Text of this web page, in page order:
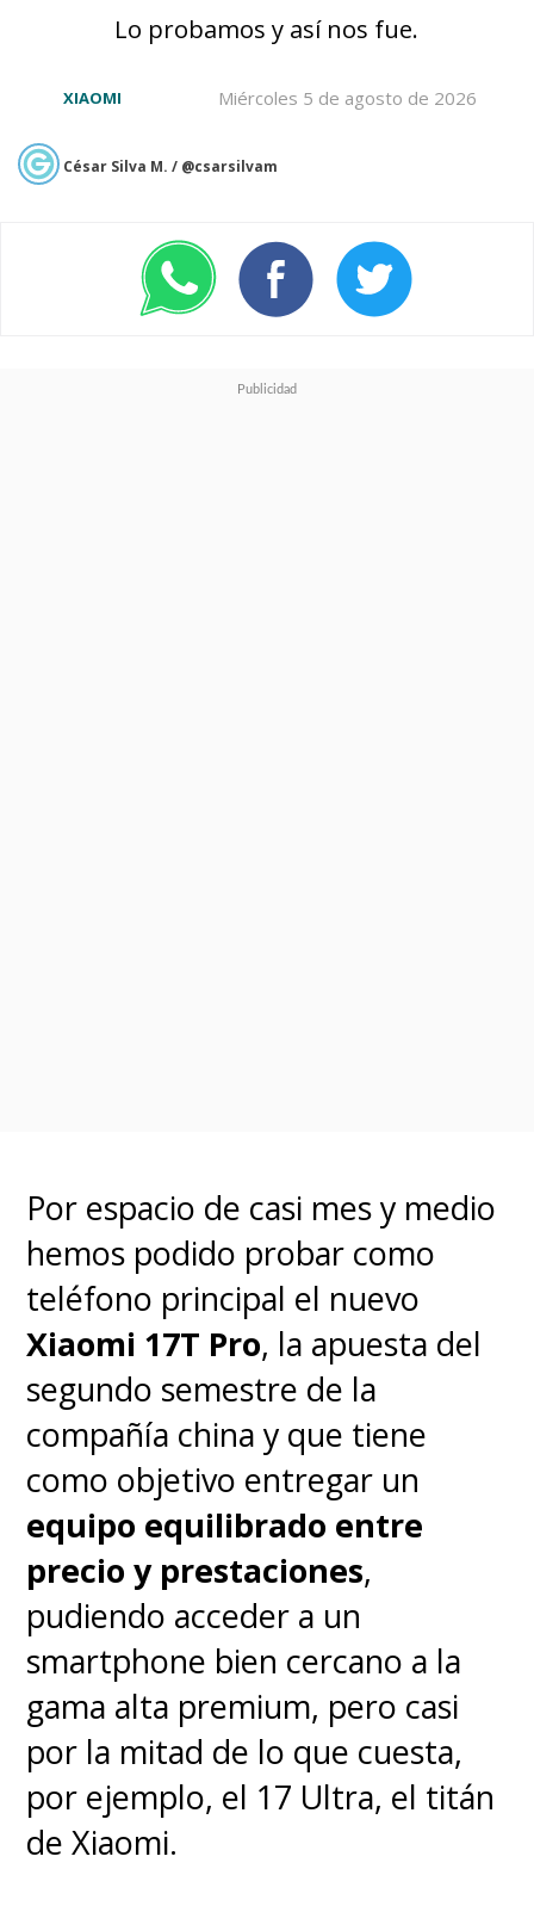
importantes y profundiza en
personajes y la historia.
Hipo (Mason Thames) , el
ingenioso pero ignorado hijo de
Estoico el Vasto (Gerard
Butler) , el jefe de su tribu
vikinga. Es todo lo contrario a lo
que debería ser un vikingo,
flacucho y no muy bravo,
llegando a desafiar siglos de
tradición al hacerse amigo de un
dragón,Chimuelo, el temido
Furia Nocturna. Es que su
improbable vínculo revela la
verdadera naturaleza de los
dragones, desafiando los
cimientos mismos de la sociedad
Lo probamos y así nos fue.
Miércoles 5 de agosto de 2026
XIAOMI
César Silva M. / @csarsilvam
Por espacio de casi mes y medio
hemos podido probar como
teléfono principal el nuevo
Xiaomi 17T Pro, la apuesta del
segundo semestre de la
compañía china y que tiene
como objetivo entregar un
equipo equilibrado entre
precio y prestaciones,
pudiendo acceder a un
smartphone bien cercano a la
gama alta premium, pero casi
por la mitad de lo que cuesta,
por ejemplo, el 17 Ultra, el titán
de Xiaomi.